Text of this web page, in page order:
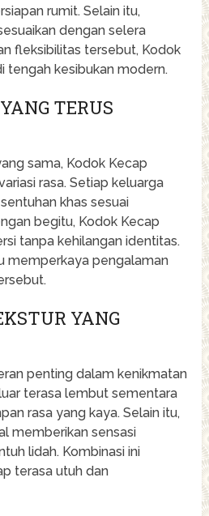
rumit. Selain itu,
dengan selera
fleksibilitas tersebut, Kodok
tengah kesibukan modern.
TERUS
sama, Kodok Kecap
rasa. Setiap keluarga
khas sesuai
begitu, Kodok Kecap
tanpa kehilangan identitas.
memperkaya pengalaman
YANG
penting dalam kenikmatan
terasa lembut sementara
rasa yang kaya. Selain itu,
memberikan sensasi
lidah. Kombinasi ini
terasa utuh dan